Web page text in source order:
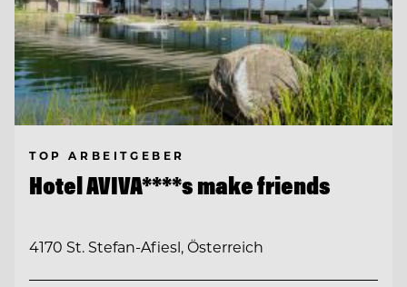
TOP ARBEITGEBER
Hotel AVIVA****s make friends
4170 St. Stefan-Afiesl, Österreich